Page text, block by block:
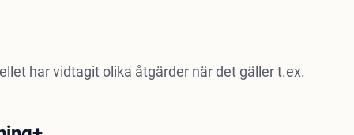
har vidtagit olika åtgärder när det gäller t.ex.